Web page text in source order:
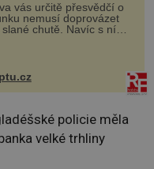
vás určitě přesvědčí o
nemusí doprovázet
chutě. Navíc s ní
hodně hladových
sádlo 3 kg šunky
česneku hl...
policie měla
velké trhliny